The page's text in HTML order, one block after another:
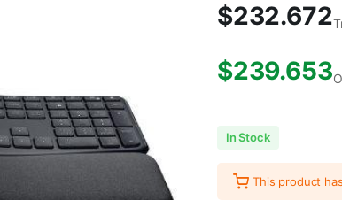
$232.672
$239.653
In Stock
This product